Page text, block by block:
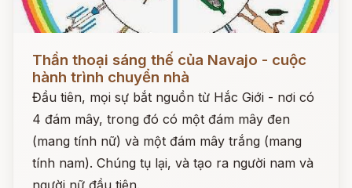
Đọc ngay
Thần thoại sáng thế của Navajo - cuộc
hành trình chuyển nhà
Đầu tiên, mọi sự bắt nguồn từ Hắc Giới - nơi có
4 đám mây, trong đó có một đám mây đen
(mang tính nữ) và một đám mây trắng (mang
tính nam). Chúng tụ lại, và tạo ra người nam và
người nữ đầu tiên.